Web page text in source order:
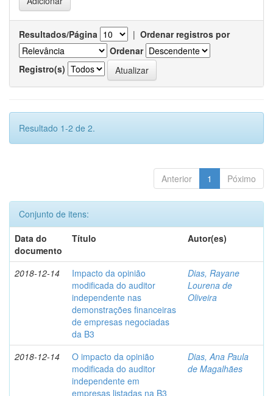
Resultados/Página | Ordenar registros por
Ordenar
Registro(s)
Resultado 1-2 de 2.
Anterior 1 Póximo
Conjunto de itens:
Data do
documento
Título Autor(es)
2018-12-14
Impacto da opinião
modificada do auditor
independente nas
demonstrações financeiras
de empresas negociadas
da B3
Dias, Rayane
Lourena de
Oliveira
2018-12-14
O impacto da opinião
modificada do auditor
independente em
empresas listadas na B3
Dias, Ana Paula
de Magalhães